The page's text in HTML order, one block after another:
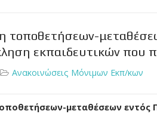
τοποθετήσεων-
εκπαιδευτικών που
Ανακοινώσεις Μόνιμων Εκπ/κων
μεταθέσεων εντός